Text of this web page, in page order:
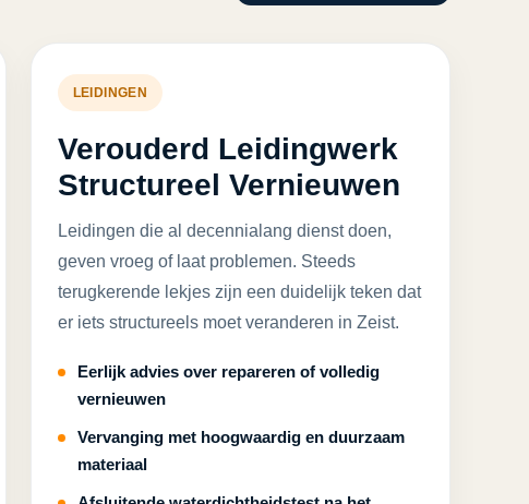
LEIDINGEN
Verouderd Leidingwerk
Structureel Vernieuwen
Leidingen die al decennialang dienst doen,
geven vroeg of laat problemen. Steeds
terugkerende lekjes zijn een duidelijk teken dat
er iets structureels moet veranderen in Zeist.
Eerlijk advies over repareren of volledig
vernieuwen
Vervanging met hoogwaardig en duurzaam
materiaal